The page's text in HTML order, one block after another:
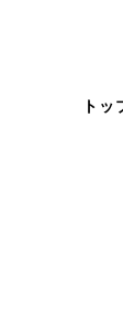
トッ